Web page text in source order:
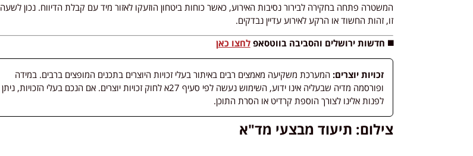
המשטרה פתחה בחקירה לבירור נסיבות האירוע, כאשר כוחות ביטחון הוזעקו לאזור מיד עם קבלת הדיווח. נכון לשעה
זו, זהות החשוד או הרקע לאירוע עדיין נבדקים.
◼️ חדשות ירושלים והסביבה בווטסאפלחצו כאן
זכויות יוצרים: המערכת משקיעה מאמצים רבים באיתור בעלי זכויות היוצרים בתכנים המופצים ברבים. במידה
ופורסמה מדיה שבעליה אינו ידוע, השימוש נעשה לפי סעיף 27א לחוק זכויות יוצרים. אם הנכם בעלי הזכויות, ניתן
לפנות אלינו לצורך הוספת קרדיט או הסרת התוכן.
צילום: תיעוד מבצעי מד"א